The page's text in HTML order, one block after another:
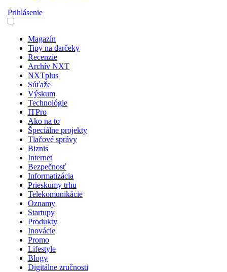
Prihlásenie
Magazín
Tipy na darčeky
Recenzie
Archív NXT
NXTplus
Súťaže
Výskum
Technológie
ITPro
Ako na to
Špeciálne projekty
Tlačové správy
Biznis
Internet
Bezpečnosť
Informatizácia
Prieskumy trhu
Telekomunikácie
Oznamy
Startupy
Produkty
Inovácie
Promo
Lifestyle
Blogy
Digitálne zručnosti